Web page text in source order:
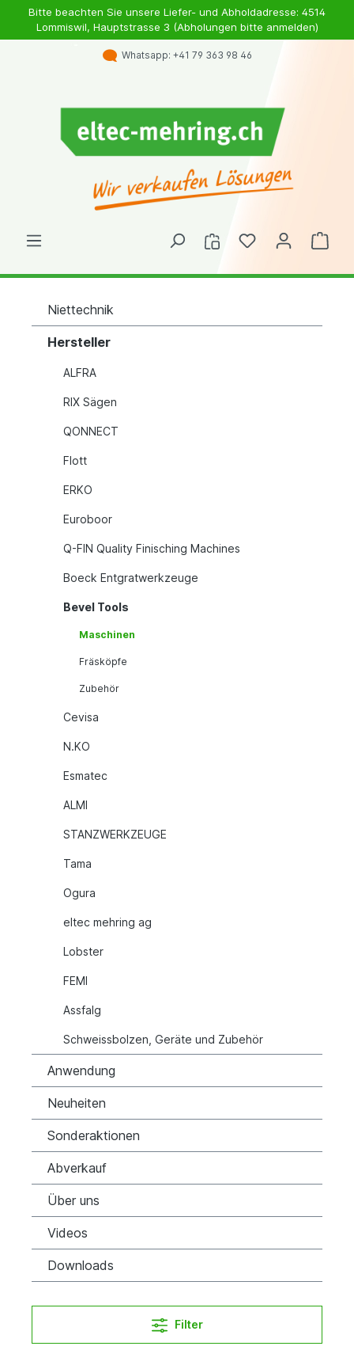
Bitte beachten Sie unsere Liefer- und Abholdadresse: 4514
Lommiswil, Hauptstrasse 3 (Abholungen bitte anmelden)
Whatsapp: +41 79 363 98 46
Niettechnik
Hersteller
ALFRA
RIX Sägen
QONNECT
Flott
ERKO
Euroboor
Q-FIN Quality Finisching Machines
Boeck Entgratwerkzeuge
Bevel Tools
Maschinen
Fräsköpfe
Zubehör
Cevisa
N.KO
Esmatec
ALMI
STANZWERKZEUGE
Tama
Ogura
eltec mehring ag
Lobster
FEMI
Assfalg
Schweissbolzen, Geräte und Zubehör
Anwendung
Neuheiten
Sonderaktionen
Abverkauf
Über uns
Videos
Downloads
Filter